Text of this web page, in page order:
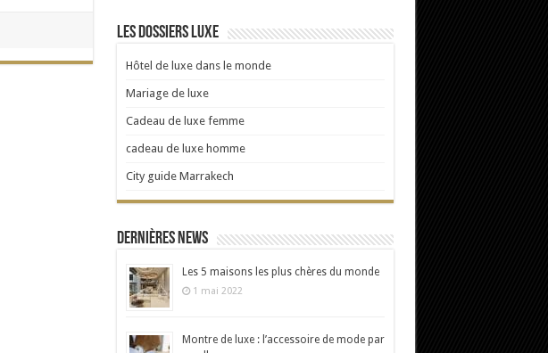
Les dossiers Luxe
Hôtel de luxe dans le monde
Mariage de luxe
Cadeau de luxe femme
cadeau de luxe homme
City guide Marrakech
Dernières news
Les 5 maisons les plus chères du monde
1 mai 2022
Montre de luxe : l’accessoire de mode par